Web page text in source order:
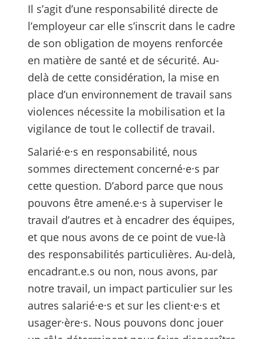
Il s’agit d’une responsabilité directe de
l’employeur car elle s’inscrit dans le cadre
de son obligation de moyens renforcée
en matière de santé et de sécurité. Au-
delà de cette considération, la mise en
place d’un environnement de travail sans
violences nécessite la mobilisation et la
vigilance de tout le collectif de travail.
Salarié·e·s en responsabilité, nous
sommes directement concerné·e·s par
cette question. D’abord parce que nous
pouvons être amené.e·s à superviser le
travail d’autres et à encadrer des équipes,
et que nous avons de ce point de vue-là
des responsabilités particulières. Au-delà,
encadrant.e.s ou non, nous avons, par
notre travail, un impact particulier sur les
autres salarié·e·s et sur les client·e·s et
usager·ère·s. Nous pouvons donc jouer